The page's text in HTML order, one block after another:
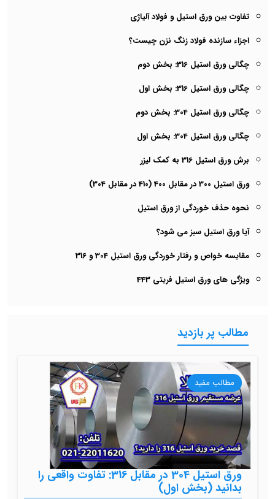
تفاوت بین ورق استیل و فولاد آلیاژی
اجزاء سازنده فولاد زنگ نزن چیست؟
چگالی ورق استیل 316: بخش دوم
چگالی ورق استیل 316: بخش اول
چگالی ورق استیل 304: بخش دوم
چگالی ورق استیل 304: بخش اول
برش ورق استیل 316 به کمک لیزر
ورق استیل 300 در مقابل 400 (410 در مقابل 304)
نحوه حذف خوردگی از ورق استیل
آیا ورق استیل سبز می شود؟
مقایسه خواص و رفتار خوردگی ورق استیل 304 و 316
ویژگی های ورق استیل فریتی 443
مطالب پر بازدید
مطالب مفید
ورق استیل 304 در مقابل 316: تفاوت واقعی را
بدانید (بخش اول)